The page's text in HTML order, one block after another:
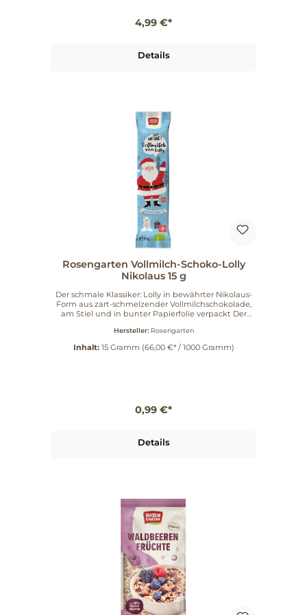
4,99 €*
Details
Rosengarten Vollmilch-Schoko-Lolly
Nikolaus 15 g
Der schmale Klassiker: Lolly in bewährter Nikolaus-
Form aus zart-schmelzender Vollmilchschokolade,
am Stiel und in bunter Papierfolie verpackt Der
Weihnachtszeit: Lolly in Nikolaus-Form aus leckerer
Vollmilchschokolade.
Hersteller: Rosengarten
Inhalt: 15 Gramm (66,00 €* / 1000 Gramm)
0,99 €*
Details